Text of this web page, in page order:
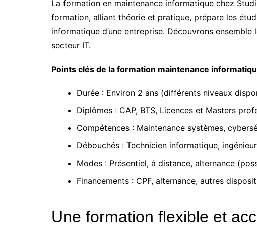
La formation en maintenance informatique chez
formation, alliant théorie et pratique, prépare les
informatique d’une entreprise. Découvrons
secteur IT.
Points clés de la formation maintenance
Durée : Environ 2 ans (différents niveaux
Diplômes : CAP, BTS, Licences et Masters
Compétences : Maintenance systèmes,
Débouchés : Technicien informatique,
Modes : Présentiel, à distance, alternance
Financements : CPF, alternance, autres
Une formation flexible et